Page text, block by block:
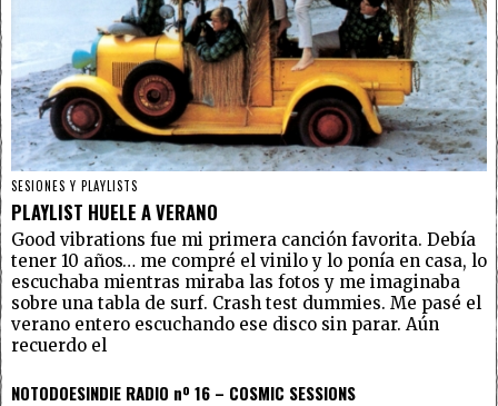
SESIONES Y PLAYLISTS
PLAYLIST HUELE A VERANO
Good vibrations fue mi primera canción favorita. Debía
tener 10 años… me compré el vinilo y lo ponía en casa, lo
escuchaba mientras miraba las fotos y me imaginaba
sobre una tabla de surf. Crash test dummies. Me pasé el
verano entero escuchando ese disco sin parar. Aún
recuerdo el
NOTODOESINDIE RADIO nº 16 – COSMIC SESSIONS